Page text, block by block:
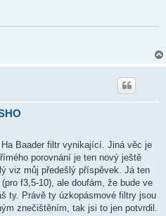
Baader filtr vynikající. Jiná věc je
porovnání je ten nový ještě
viz můj předešlý příspěvek. Já ten
f3,5-10), ale doufám, že bude ve
ty. Právě ty úzkopásmové filtry jsou
znečištěním, tak jsi to jen potvrdil.